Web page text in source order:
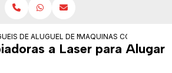
DE COPIADORAS
ALUGUEL DE MAQUINA COPIADORA
MAQUINAS COPIADORAS
a Laser para Alugar